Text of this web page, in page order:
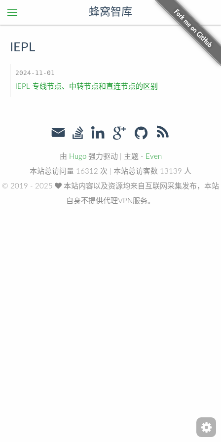
蜂窝智库
IEPL
2024-11-01
IEPL 专线节点、中转节点和直连节点的区别
由 Hugo强力驱动 主题 - Even
本站总访问量 16312 次 本站总访客数 13139 人
© 2019 - 2025
本站内容以及资源均来自互联网采集发布，本站
自身不提供代理VPN服务。